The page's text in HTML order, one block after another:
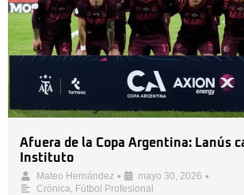
Afuera de la Copa Argentina: Lanús
Instituto
Mateo Hernández • mayo 30, 2026 •
Crónica, Fútbol Profesional